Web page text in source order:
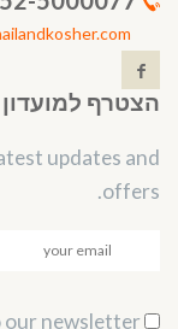
הצטרף
updates and
offers.